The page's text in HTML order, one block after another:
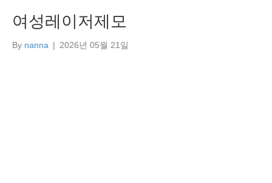
여성레이저제모
By nanna | 2026년 05월 21일